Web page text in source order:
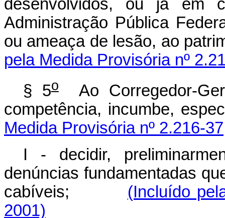
desenvolvidos, ou já em
Administração Pública
ou ameaça de lesão,
pela Medida Provisória nº
§ 5oAo Corregedor-
competência,
Medida Provisória nº 2.216-
I - decidir,
denúncias fundamentadas
cabíveis; (Incluído
2001)